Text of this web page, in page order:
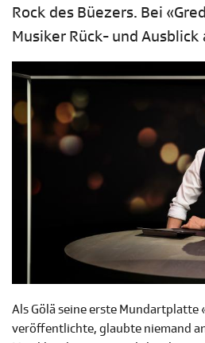
Rock des Büezers. Bei
Musiker Rück- und
Als Gölä seine erste Mundartplatte
veröffentlichte, glaubte niemand